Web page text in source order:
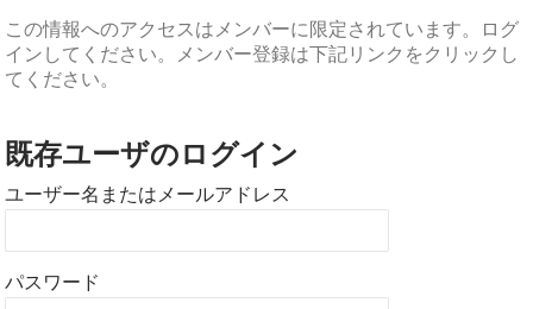
この情報へのアクセスはメンバーに限定されています。ログ
インしてください。メンバー登録は下記リンクをクリックし
てください。
既存ユーザのログイン
ユーザー名またはメールアドレス
パスワード